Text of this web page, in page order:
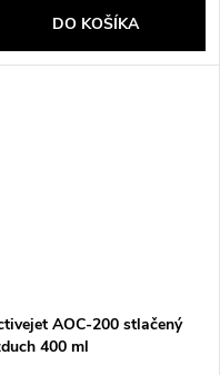
DO KOŠÍKA
AOC-200 stlačený
400 ml